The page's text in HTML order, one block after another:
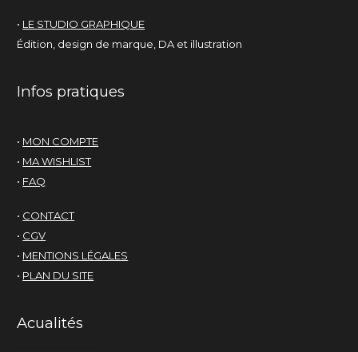
• LE STUDIO GRAPHIQUE
Édition, design de marque, DA et illustration
Infos pratiques
• MON COMPTE
• MA WISHLIST
• FAQ
• CONTACT
• CGV
• MENTIONS LÉGALES
• PLAN DU SITE
Acualités